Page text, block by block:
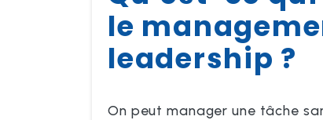
le
leadership ?
On peut manager une tâche